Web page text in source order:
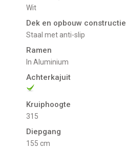
Wit
Dek en opbouw constructie
Staal met anti-slip
Ramen
in Aluminium
Achterkajuit
Kruiphoogte
315
Diepgang
155 cm